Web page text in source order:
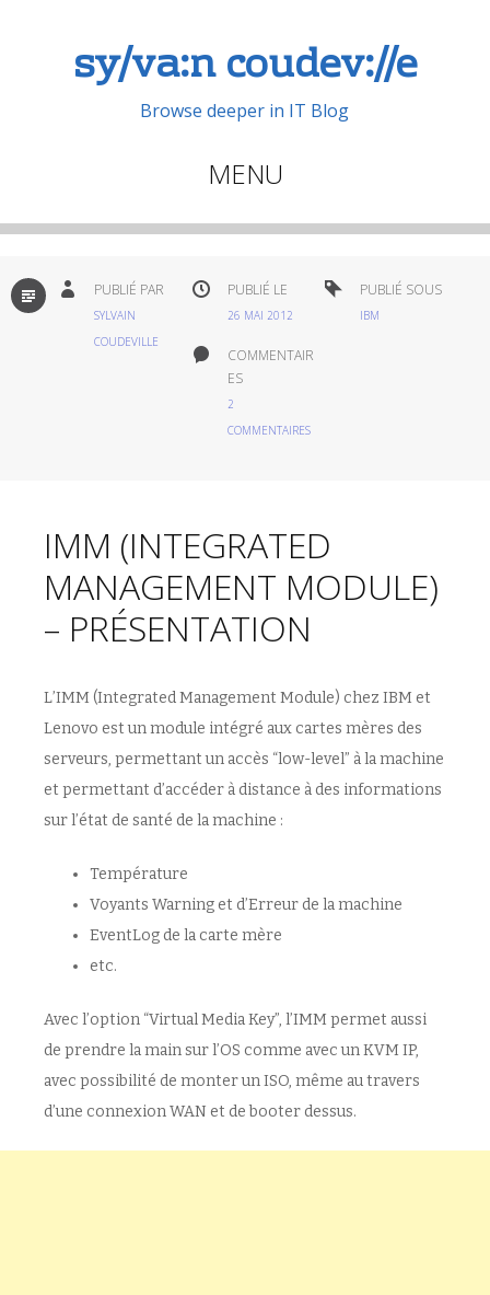
sy/va:n coudev://e
Browse deeper in IT Blog
MENU
Aller
contenu
principal
PAR
DÉFAUT
PUBLIÉ PAR
SYLVAIN
COUDEVILLE
PUBLIÉ LE
26 MAI 2012
PUBLIÉ SOUS
IBM
COMMENTAIR
ES
2
COMMENTAIRES
IMM (INTEGRATED
MANAGEMENT MODULE)
– PRÉSENTATION
L’IMM (Integrated Management Module) chez IBM et
Lenovo est un module intégré aux cartes mères des
serveurs, permettant un accès “low-level” à la machine
et permettant d’accéder à distance à des informations
sur l’état de santé de la machine :
Température
Voyants Warning et d’Erreur de la machine
EventLog de la carte mère
etc.
Avec l’option “Virtual Media Key”, l’IMM permet aussi
de prendre la main sur l’OS comme avec un KVM IP,
avec possibilité de monter un ISO, même au travers
d’une connexion WAN et de booter dessus.